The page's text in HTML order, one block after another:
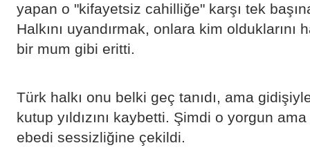
yapan o "kifayetsiz cahilliğe" karşı tek
Halkını uyandırmak, onlara kim olduklarını
bir mum gibi eritti.
​Türk halkı onu belki geç tanıdı, ama
kutup yıldızını kaybetti. Şimdi o yorgun ama
ebedi sessizliğine çekildi.